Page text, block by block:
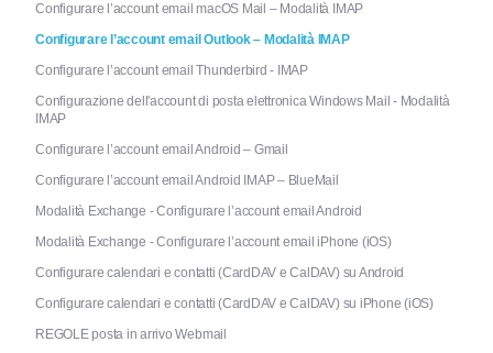
Configurare l’account email macOS Mail – Modalità IMAP
Configurare l’account email Outlook – Modalità IMAP
Configurare l’account email Thunderbird - IMAP
Configurazione dell'account di posta elettronica Windows Mail - Modalità
IMAP
Configurare l’account email Android – Gmail
Configurare l’account email Android IMAP – BlueMail
Modalità Exchange - Configurare l’account email Android
Modalità Exchange - Configurare l’account email iPhone (iOS)
Configurare calendari e contatti (CardDAV e CalDAV) su Android
Configurare calendari e contatti (CardDAV e CalDAV) su iPhone (iOS)
REGOLE posta in arrivo Webmail